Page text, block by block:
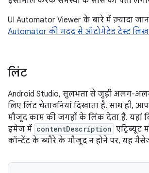
UI Automator Viewer के बारे में ज़्यादा
Automator की मदद से ऑटोमेटेड टेस्ट
लिंट
Android Studio, सुलभता से जुड़ी अलग-
लिए लिंट चेतावनियां दिखाता है. साथ ही,
मौजूद काम की जगहों के लिंक देता है. यहां
इमेज में contentDescription एट्रिब्यूट
कॉन्टेंट के ब्यौरे के मौजूद न होने पर, यह